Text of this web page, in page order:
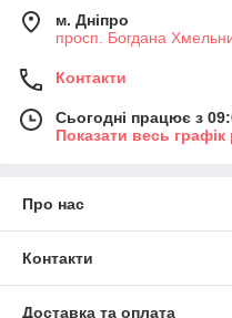
м. Дніпро
просп. Богдана
Контакти
Сьогодні працює з
Показати весь графік
Про нас
Контакти
Доставка та оплата